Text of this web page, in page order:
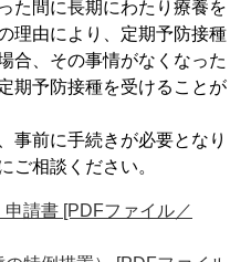
た間に長期にわたり療養を
理由により、定期予防接種
合、その事情がなくなった
期予防接種を受けることが
事前に手続きが必要となり
ご相談ください。
請書 [PDFファイル／